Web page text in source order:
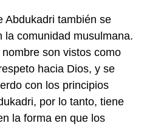
Abdukadri también se
la comunidad musulmana.
son vistos como
hacia Dios, y se
con los principios
por lo tanto, tiene
la forma en que los